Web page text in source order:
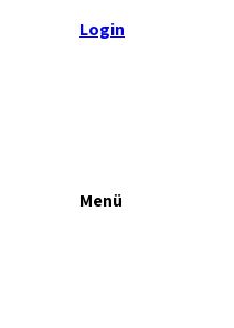
Login
Menü